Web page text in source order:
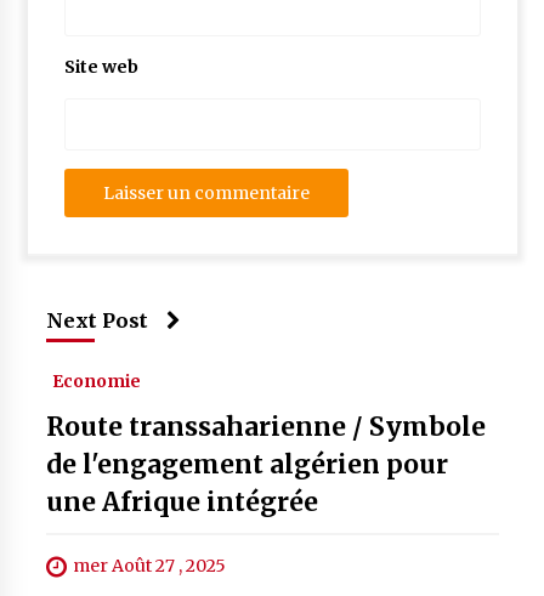
Site web
Next Post
Economie
Route transsaharienne / Symbole
de l'engagement algérien pour
une Afrique intégrée
mer Août 27 , 2025